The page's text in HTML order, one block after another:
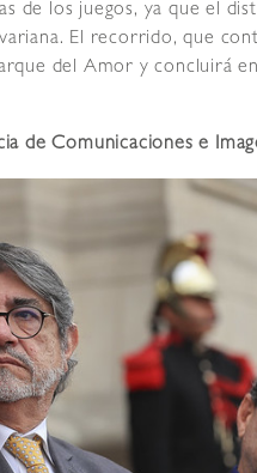
de los juegos, ya que el
El recorrido, que
del Amor y concluirá
de Comunicaciones e